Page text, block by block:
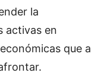
la
activas en
que a